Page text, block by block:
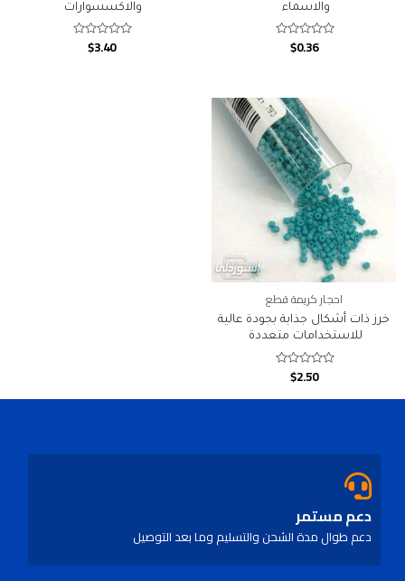
والاسماء
Rated
$0.36
والاكسسوارات
Rated
$3.40
احجار كريمة قطع
خرز ذات أشكال جذابة بجودة عالية
للاستخدامات متعددة
Rated
$2.50
دعم مستمر
دعم طوال مدة الشحن والتسليم وما بعد التوصيل